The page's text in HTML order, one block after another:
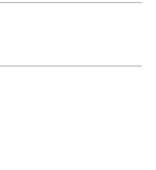
Rak